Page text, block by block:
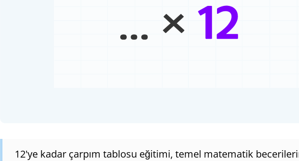
12'ye kadar çarpım tablosu eğitimi, temel matematik